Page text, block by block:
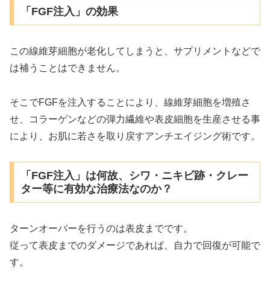
「FGF注入」の効果
この線維芽細胞が老化してしまうと、サプリメントなどで
は補うことはできません。
そこでFGFを注入することにより、線維芽細胞を増殖さ
せ、コラーゲンなどの弾力繊維や表皮細胞を生産させる事
により、お肌に若さを取り戻すアンチエイジング術です。
「FGF注入」は何故、シワ・ニキビ跡・クレー
ター等に有効な治療法なのか？
ターンオーバーを行うのは表皮までです。
従って表皮までのダメージであれば、自力で回復が可能で
す。